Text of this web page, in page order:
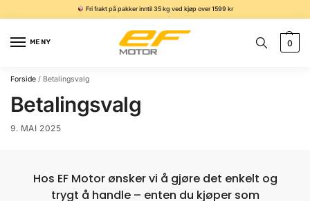
Fri frakt på pakker inntil 35 kg ved kjøp over 1599 kr
MENY 0
Forside / Betalingsvalg
Betalingsvalg
9. MAI 2025
Hos EF Motor ønsker vi å gjøre det enkelt og
trygt å handle – enten du kjøper som